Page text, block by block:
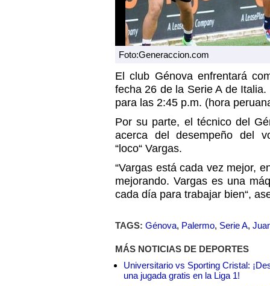
Foto:Generaccion.com
El club Génova enfrentará
fecha 26 de la Serie A de
para las 2:45 p.m. (hora
Por su parte, el técnico del
acerca del desempeño del
“loco“ Vargas.
“Vargas está cada vez mejor,
mejorando. Vargas es una
cada día para trabajar bien“,
TAGS: Génova, Palermo, Serie A,
MÁS NOTICIAS DE DEPORTES
Universitario vs Sporting Cristal:
una jugada gratis en la Liga 1!